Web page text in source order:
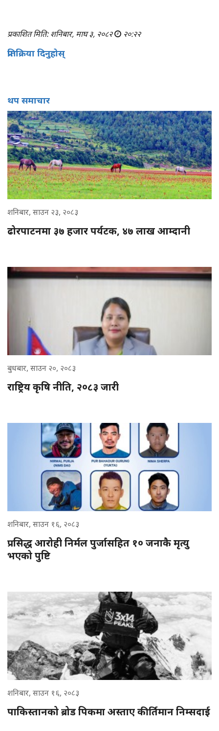
प्रकाशित मिति: शनिबार, माघ ३, २०८२ २०:२२
प्रतिक्रिया दिनुहोस्
थप समाचार
शनिबार, साउन २३, २०८३
ढोरपाटनमा ३७ हजार पर्यटक, ४७ लाख आम्दानी
बुधबार, साउन २०, २०८३
राष्ट्रिय कृषि नीति, २०८३ जारी
शनिबार, साउन १६, २०८३
प्रसिद्ध आरोही निर्मल पुर्जासहित १० जनाकै मृत्यु
भएको पुष्टि
शनिबार, साउन १६, २०८३
पाकिस्तानको ब्रोड पिकमा अस्ताए कीर्तिमान निम्सदाई